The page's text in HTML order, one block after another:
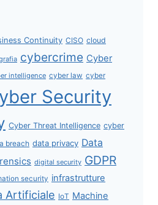
Continuity CISO cloud
cybercrime Cyber
intelligence cyber law cyber
Security
Cyber Threat Intelligence cyber
breach data privacy Data
digital security GDPR
security infrastrutture
Artificiale IoT Machine